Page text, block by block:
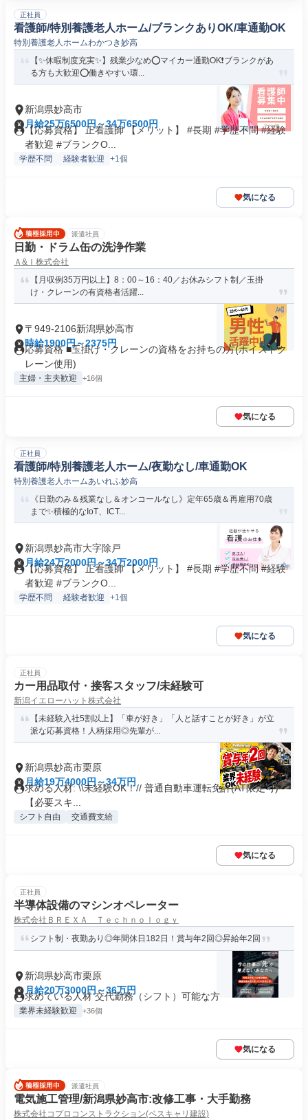
正社員
看護師/特別養護老人ホーム/ブランクありOK/車通勤OK
特別養護老人ホームわかつき妙高
【✨休暇制度充実✨】残業少なめ⭕マイカー通勤OK❗️ブランクがあ
る方も大歓迎⭕働きやすい環...
新潟県妙高市
月給25万6500円～34万6500円
【応募資格】 正看護師 【メリット】 #長期 #学歴不問 #経験
者歓迎 #ブランクO...
学歴不問 経験者歓迎 +1個
気になる
派遣社員
日勤・ドラム缶の洗浄作業
Ａ&Ｉ株式会社
【月収例35万円以上】8：00～16：40／お休みシフト制／玉掛
け・クレーンの有資格者活躍...
〒949-2106新潟県妙高市
時給1900円～2375円
応募資格 ■玉掛け・クレーンの資格をお持ちの方(ホイストク
レーン使用)
主婦・主夫歓迎 +16個
気になる
正社員
看護師/特別養護老人ホーム/夜勤なし/車通勤OK
特別養護老人ホームあいれふ妙高
《日勤のみ＆残業なし＆オンコールなし》定年65歳＆再雇用70歳
まで✨積極的なIoT、ICT...
新潟県妙高市大字除戸
月給24万2000円～34万2000円
【応募資格】 正看護師 【メリット】 #長期 #学歴不問 #経験
者歓迎 #ブランクO...
学歴不問 経験者歓迎 +1個
気になる
正社員
カー用品取付・接客スタッフ/未経験可
新潟イエローハット株式会社
【未経験入社5割以上】「車が好き」「人と話すことが好き」が立
派な応募資格！人柄採用◎先輩が...
新潟県妙高市栗原
月給19万4000円～34万円
求める人材: \\未経験OK！// 普通自動車運転免許(AT限定可)
【必要スキ...
シフト自由 交通費支給
気になる
正社員
半導体設備のマシンオペレーター
株式会社ＢＲＥＸＡ Ｔｅｃｈｎｏｌｏｇｙ
シフト制・夜勤あり◎年間休日182日！賞与年2回◎昇給年2回
新潟県妙高市栗原
月給20万3000円～36万円
求めている人材 交代勤務（シフト）可能な方
業界未経験歓迎 +36個
気になる
派遣社員
電気施工管理/新潟県妙高市:改修工事・大手勤務
株式会社コプロコンストラクション(ベスキャリ建設)